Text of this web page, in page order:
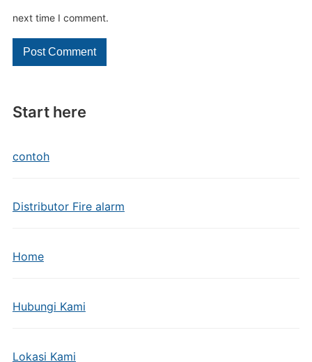
Start here
contoh
Distributor Fire alarm
Home
Hubungi Kami
Lokasi Kami
next time I comment.